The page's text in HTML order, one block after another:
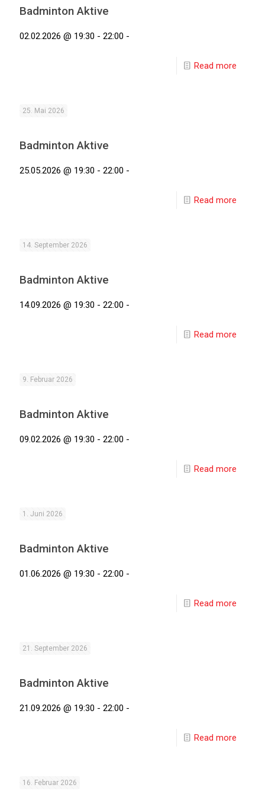
Badminton Aktive
02.02.2026 @ 19:30 - 22:00 -
Read more
25. Mai 2026
Badminton Aktive
25.05.2026 @ 19:30 - 22:00 -
Read more
14. September 2026
Badminton Aktive
14.09.2026 @ 19:30 - 22:00 -
Read more
9. Februar 2026
Badminton Aktive
09.02.2026 @ 19:30 - 22:00 -
Read more
1. Juni 2026
Badminton Aktive
01.06.2026 @ 19:30 - 22:00 -
Read more
21. September 2026
Badminton Aktive
21.09.2026 @ 19:30 - 22:00 -
Read more
16. Februar 2026